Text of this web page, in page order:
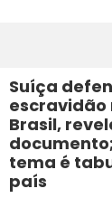
Suíça
escravidão
Brasil,
documento;
tema é
país